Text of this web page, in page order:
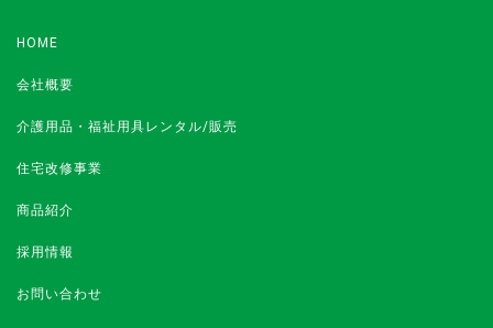
HOME
会社概要
介護用品・福祉用具レンタル/販売
住宅改修事業
商品紹介
採用情報
お問い合わせ